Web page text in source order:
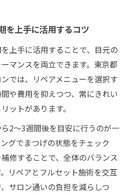
を上手に活用するコツ
上手に活用することで、目元の
マンスを両立できます。東京都
では、リペアメニューを選択す
や費用を抑えつつ、常にきれい
ットがあります。
2〜3週間後を目安に行うのが一
グでまつげの状態をチェック
修することで、全体のバランス
リペアとフルセット施術を交互
サロン通いの負担を減らしつ